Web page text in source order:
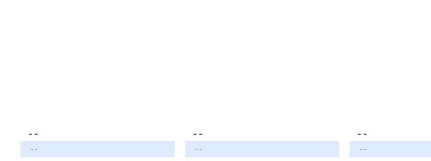
- -
- -
- -
- -
- -
- -